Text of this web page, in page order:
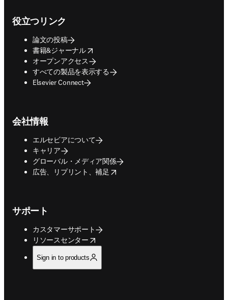
役立つリンク
論文の投稿
書籍&ジャーナル
opens in new tab/window
オープンアクセス
すべての製品を表示する
Elsevier Connect
会社情報
エルセビアについて
キャリア
グローバル・メディア関係
広告、リプリント、補足
opens in new tab/window
サポート
カスタマーサポート
リソースセンター
opens in new tab/window
Sign in to products